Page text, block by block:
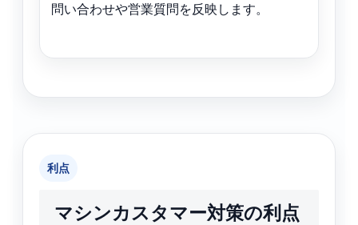
問い合わせや営業質問を反映します。
利点
マシンカスタマー対策の利点